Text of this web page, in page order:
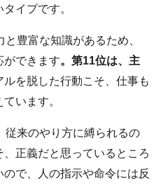
イプです。
と豊富な知識があるため、
ができます。第11位は、主
ルを脱した行動こそ、仕事も
います。
従来のやり方に縛られるの
正義だと思っているところ
で、人の指示や命令には反